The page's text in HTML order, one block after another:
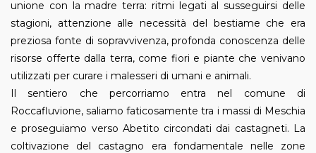
unione con la madre terra: ritmi legati al susseguirsi delle
stagioni, attenzione alle necessità del bestiame che era
preziosa fonte di sopravvivenza, profonda conoscenza delle
risorse offerte dalla terra, come fiori e piante che venivano
utilizzati per curare i malesseri di umani e animali.
Il sentiero che percorriamo entra nel comune di
Roccafluvione, saliamo faticosamente tra i massi di Meschia
e proseguiamo verso Abetito circondati dai castagneti. La
coltivazione del castagno era fondamentale nelle zone